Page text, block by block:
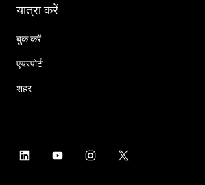
यात्रा करें
बुक करें
एयरपोर्ट
शहर